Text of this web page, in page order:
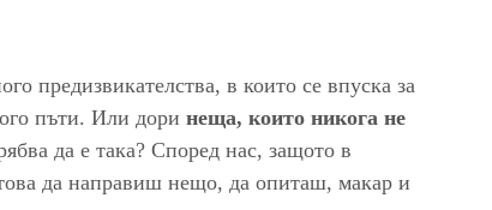
предизвикателства, в които се впуска за
пъти. Или дори неща, които никога не
да е така? Според нас, защото в
да направиш нещо, да опиташ, макар и